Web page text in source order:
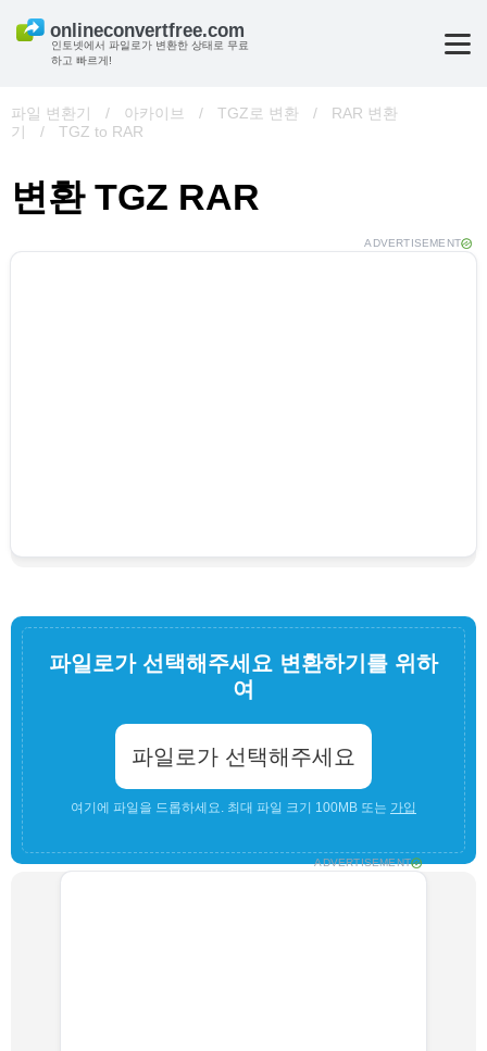
인토넷에서 파일로가 변환한 상태로 무료
하고 빠르게!
파일 변환기 / 아카이브 / TGZ로 변환 /
RAR 변환
기
/ TGZ to RAR
변환 TGZ RAR
ADVERTISEMENT
파일로가 선택해주세요 변환하기를 위하
여
파일로가 선택해주세요
여기에 파일을 드롭하세요. 최대 파일 크기 100MB 또는 가입
ADVERTISEMENT